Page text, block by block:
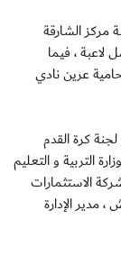
مركز الشارقة
لاعبة ، فيما
عرين نادي
كرة القدم
التربية و التعليم
الاستثمارات
مدير الإدارة